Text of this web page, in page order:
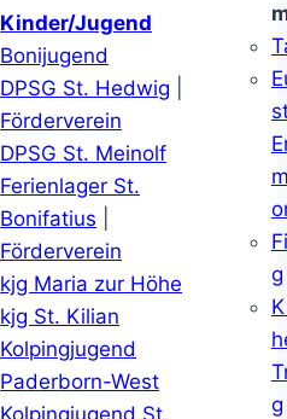
Kinder/Jugend
Bonijugend
DPSG St. Hedwig
Förderverein
DPSG St. Meinolf
Ferienlager St.
Bonifatius
Förderverein
kjg Maria zur Höhe
kjg St. Kilian
Kolpingjugend
Paderborn-West
Kolpingjugend St.
g
g